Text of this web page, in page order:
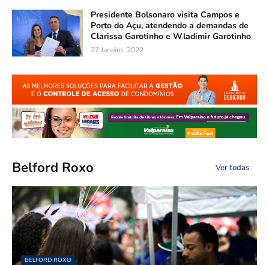
Presidente Bolsonaro visita Campos e
Porto do Açu, atendendo a demandas de
Clarissa Garotinho e Wladimir Garotinho
27 Janeiro, 2022
Belford Roxo Ver todas
BELFORD ROXO